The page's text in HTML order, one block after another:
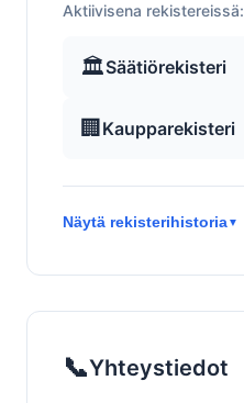
Aktiivisena rekistereissä:
🏛️Säätiörekisteri
🏢 Kaupparekisteri
Näytä rekisterihistoria▼
📞Yhteystiedot